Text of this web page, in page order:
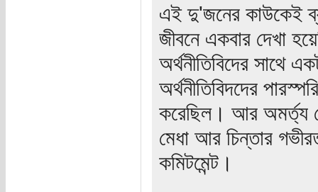
এই দু'জনের কাউকেই
জীবনে একবার দেখা
অর্থনীতিবিদের সাথে
অর্থনীতিবিদদের
করেছিল। আর অমর্ত্য
মেধা আর চিন্তার
কমিটমেন্ট।